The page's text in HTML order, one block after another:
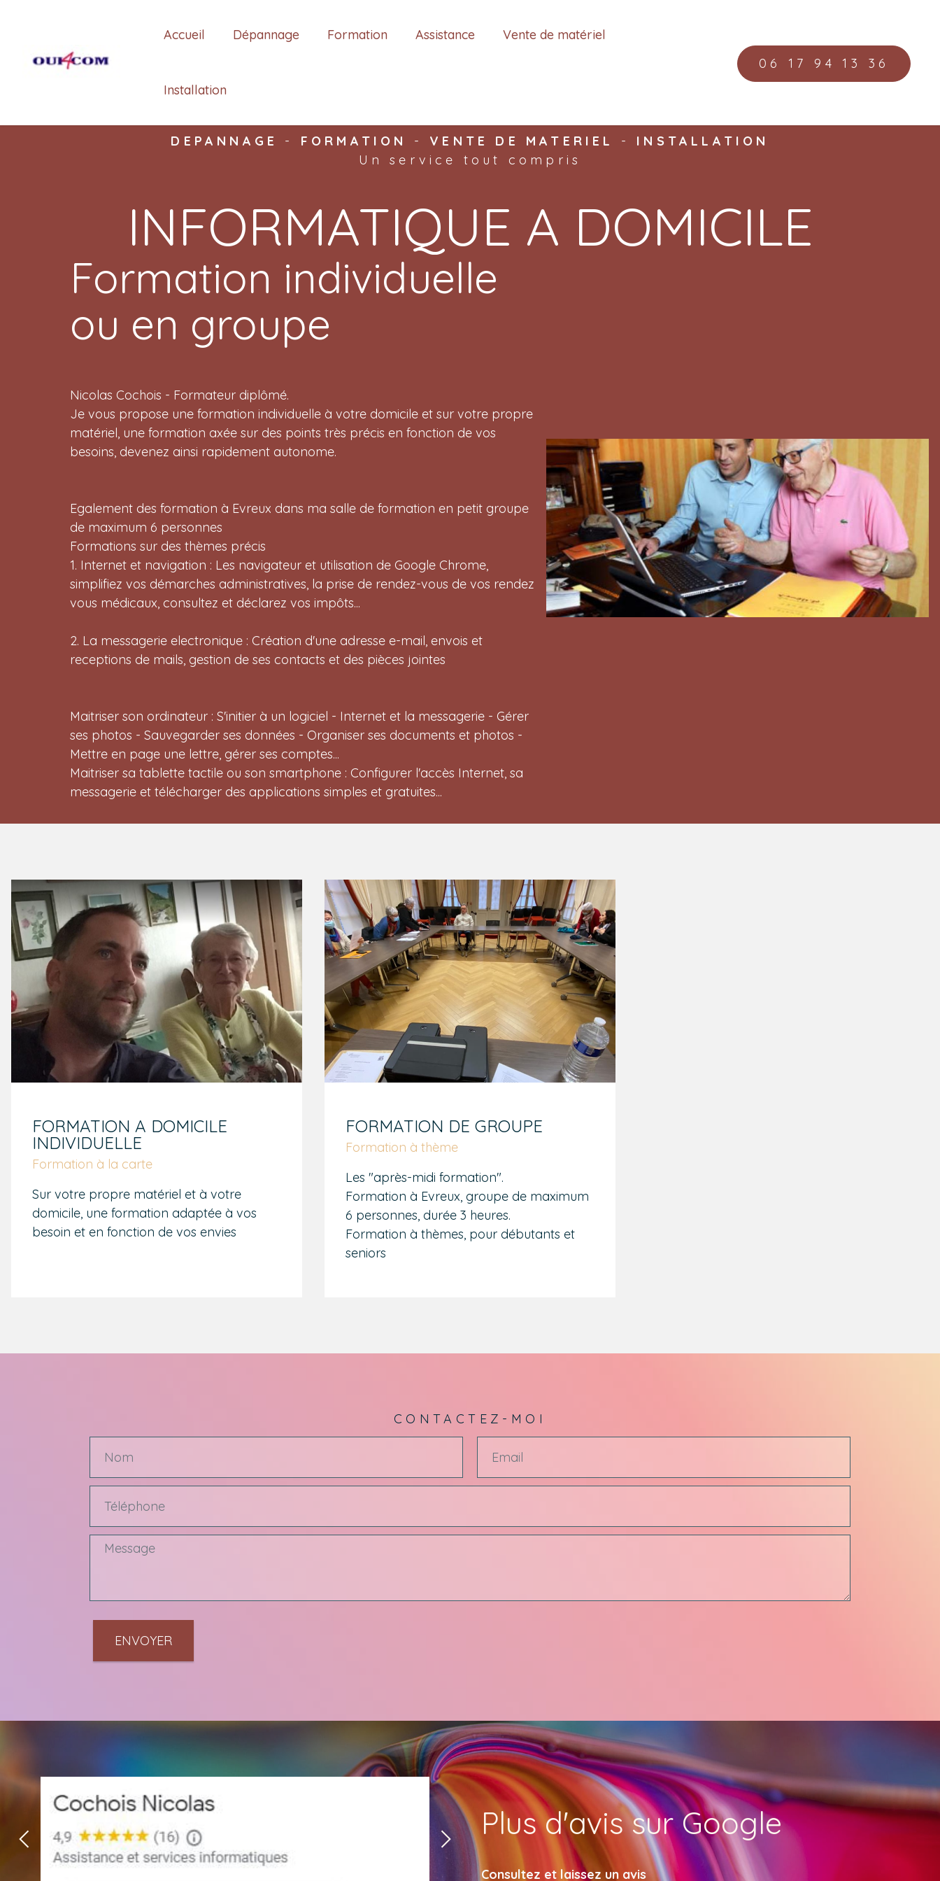
Accueil Dépannage Formation Assistance Vente de matériel
Installation
06 17 94 13 36
DEPANNAGE - FORMATION - VENTE DE MATERIEL - INSTALLATION
Un service tout compris
INFORMATIQUE A DOMICILE
Formation individuelle
ou en groupe
Nicolas Cochois - Formateur diplômé.
Je vous propose une formation individuelle à votre domicile et sur votre propre
matériel, une formation axée sur des points très précis en fonction de vos
besoins, devenez ainsi rapidement autonome.
Egalement des formation à Evreux dans ma salle de formation en petit groupe
de maximum 6 personnes
Formations sur des thèmes précis
1. Internet et navigation : Les navigateur et utilisation de Google Chrome,
simplifiez vos démarches administratives, la prise de rendez-vous de vos rendez
vous médicaux, consultez et déclarez vos impôts...
2. La messagerie electronique : Création d'une adresse e-mail, envois et
receptions de mails, gestion de ses contacts et des pièces jointes
Maitriser son ordinateur : S'initier à un logiciel - Internet et la messagerie - Gérer
ses photos - Sauvegarder ses données - Organiser ses documents et photos -
Mettre en page une lettre, gérer ses comptes...
Maitriser sa tablette tactile ou son smartphone : Configurer l'accès Internet, sa
messagerie et télécharger des applications simples et gratuites...
FORMATION A DOMICILE
INDIVIDUELLE
Formation à la carte
Sur votre propre matériel et à votre
domicile, une formation adaptée à vos
besoin et en fonction de vos envies
FORMATION DE GROUPE
Formation à thème
Les "après-midi formation".
Formation à Evreux, groupe de maximum
6 personnes, durée 3 heures.
Formation à thèmes, pour débutants et
seniors
CONTACTEZ-MOI
ENVOYER
Previous Next
Plus d'avis sur Google
Consultez et laissez un avis